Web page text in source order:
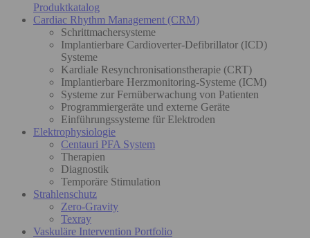
Produktkatalog
Cardiac Rhythm Management (CRM)
Schrittmachersysteme
Implantierbare Cardioverter-Defibrillator (ICD)
Systeme
Kardiale Resynchronisationstherapie (CRT)
Implantierbare Herzmonitoring-Systeme (ICM)
Systeme zur Fernüberwachung von Patienten
Programmiergeräte und externe Geräte
Einführungssysteme für Elektroden
Elektrophysiologie
Centauri PFA System
Therapien
Diagnostik
Temporäre Stimulation
Strahlenschutz
Zero-Gravity
Texray
Vaskuläre Intervention Portfolio